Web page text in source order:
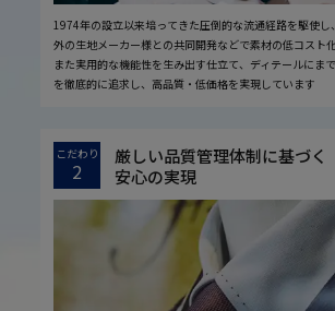
1974年の設立以来培ってきた圧倒的な流通経路を駆使し
外の生地メーカー様との共同開発などで素材の低コスト
また実用的な機能性を生み出す仕立て、ディテールにま
を徹底的に追求し、高品質・低価格を実現しています
こだわり
2
厳しい品質管理体制に基づく
安心の実現